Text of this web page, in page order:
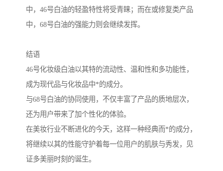
中，46号白油的轻盈特性将受青睐；而在或修复类产品
中，68号白油的强能力则会继续发挥。
结语
46号化妆级白油以其特的流动性、温和性和多功能性，
成为现代品与化妆品中*的成分。
与68号白油的协同使用，不仅丰富了产品的质地层次，
还为用户带来了加个性化的体验。
在美妆行业不断进化的今天，这样一种经典而*的成分，
将继续以其的性能守护着每一位用户的肌肤与秀发，见
证多美丽时刻的诞生。